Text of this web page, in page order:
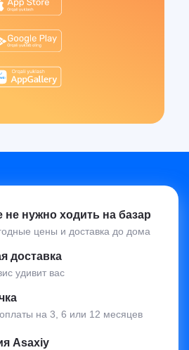
не нужно ходить на базар
цены и доставка до дома
доставка
удивит вас
на 3, 6 или 12 месяцев
Asaxiy